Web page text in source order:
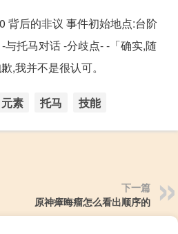
背后的非议 事件初始地点:台阶
托马对话 -分歧点- -「确实,随
,我并不是很认可。
元素 托马 技能
下一篇
原神瘴晦瘤怎么看出顺序的